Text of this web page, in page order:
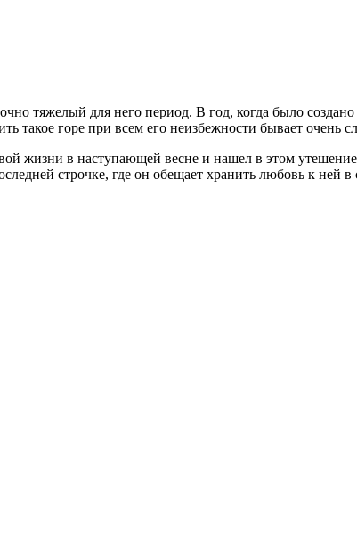
тяжелый для него период. В год, когда было создано
такое горе при всем его неизбежности бывает очень
жизни в наступающей весне и нашел в этом
строчке, где он обещает хранить любовь к ней